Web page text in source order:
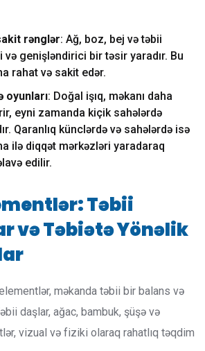
rənglər: Ağ, boz, bej və təbii
genişləndirici bir təsir yaradır. Bu
rahat və sakit edər.
oyunları: Doğal işıq, məkanı daha
eyni zamanda kiçik sahələrdə
Qaranlıq künclərdə və sahələrdə isə
ilə diqqət mərkəzləri yaradaraq
edilir.
Təbii
və Təbiətə Yönəlik
məkanda təbii bir balans və
daşlar, ağac, bambuk, şüşə və
vizual və fiziki olaraq rahatlıq təqdim